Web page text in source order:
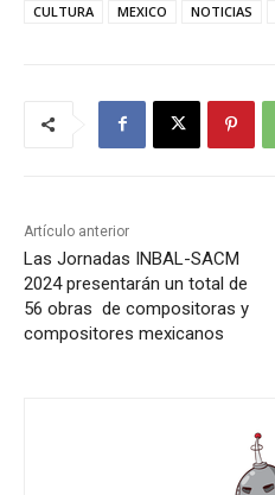
CULTURA
MEXICO NOTICIAS
Artículo anterior
Las Jornadas INBAL-SACM
2024 presentarán un total de
56 obras de compositoras y
compositores mexicanos